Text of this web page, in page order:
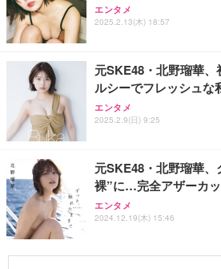
エンタメ
2025.2.13(木) 18:57
元SKE48・北野瑠華
ルシーでフレッシュな
エンタメ
2025.2.9(日) 9:25
元SKE48・北野瑠華
裸”に…完全アザーカ
エンタメ
2024.12.19(木) 15:46